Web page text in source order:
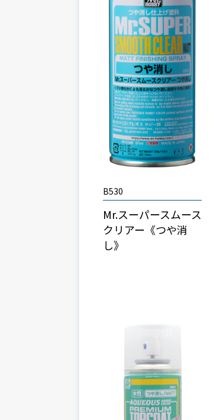
B530
Mr.スーパースムース
クリアー《つや消
し》